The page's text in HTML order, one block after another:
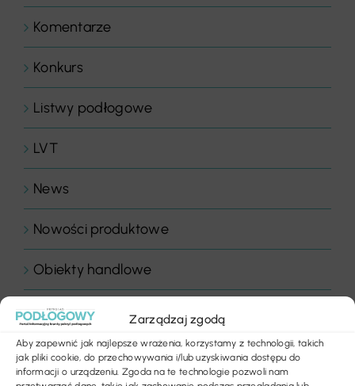
Zarządzaj zgodą
Aby zapewnić jak najlepsze wrażenia, korzystamy z technologii, takich
jak pliki cookie, do przechowywania i/lub uzyskiwania dostępu do
informacji o urządzeniu. Zgoda na te technologie pozwoli nam
Komentarze
Konkurs
Listwy podłogowe
LVT
News
Nowości produktowe
Obiekty handlowe
Obiekty sportowe
Ogłoszenia